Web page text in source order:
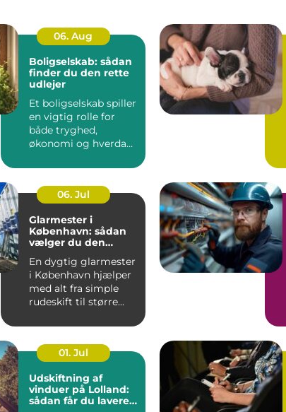
06. Aug
Boligselskab: sådan
finder du den rette
udlejer
Et boligselskab spiller
en vigtig rolle for
både tryghed,
økonomi og hverdag,
06. Jul
Glarmester i
København: sådan
vælger du den
En dygtig glarmester
i København hjælper
med alt fra simple
rudeskift til større...
01. Jul
Udskiftning af
vinduer på Lolland:
sådan får du lavere